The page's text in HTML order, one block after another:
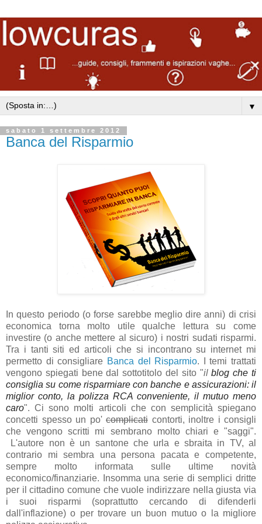
▼
sabato 1 settembre 2012
Banca del Risparmio
In questo periodo (o forse sarebbe meglio dire anni) di crisi
economica torna molto utile qualche lettura su come
investire (o anche mettere al sicuro) i nostri sudati risparmi.
Tra i tanti siti ed articoli che si incontrano su internet mi
permetto di consigliare Banca del Risparmio. I temi trattati
vengono spiegati bene dal sottotitolo del sito "ilblog che ti
consiglia su come risparmiare con banche e assicurazioni: il
miglior conto, la polizza RCA conveniente, il mutuo meno
caro". Ci sono molti articoli che con semplicità spiegano
concetti spesso un po' complicati contorti, inoltre i consigli
che vengono scritti mi sembrano molto chiari e "saggi".
L'autore non è un santone che urla e sbraita in TV, al
contrario mi sembra una persona pacata e competente,
sempre molto informata sulle ultime novità
economico/finanziarie. Insomma una serie di semplici dritte
per il cittadino comune che vuole indirizzare nella giusta via
i suoi risparmi (soprattutto cercando di difenderli
dall'inflazione) o per trovare un buon mutuo o la migliore